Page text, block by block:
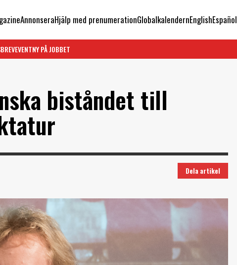
AnnonseraHjälp med prenumerationGlobalkalendernEnglishEspañol
EVENTNY PÅ JOBBET
biståndet till
Dela artikel